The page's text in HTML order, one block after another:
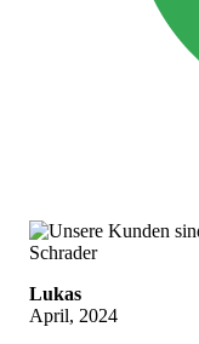
Lukas
April, 2024